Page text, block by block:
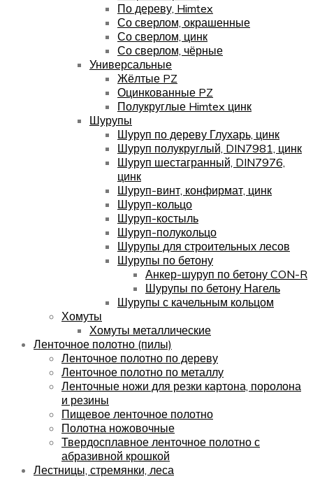
По дереву, Himtex
Со сверлом, окрашенные
Со сверлом, цинк
Со сверлом, чёрные
Универсальные
Жёлтые PZ
Оцинкованные PZ
Полукруглые Himtex цинк
Шурупы
Шуруп по дереву Глухарь, цинк
Шуруп полукруглый, DIN7981, цинк
Шуруп шестагранный, DIN7976,
цинк
Шуруп-винт, конфирмат, цинк
Шуруп-кольцо
Шуруп-костыль
Шуруп-полукольцо
Шурупы для строительных лесов
Шурупы по бетону
Анкер-шуруп по бетону CON-R
Шурупы по бетону Нагель
Шурупы с качельным кольцом
Хомуты
Хомуты металлические
Ленточное полотно (пилы)
Ленточное полотно по дереву
Ленточное полотно по металлу
Ленточные ножи для резки картона, поролона
и резины
Пищевое ленточное полотно
Полотна ножовочные
Твердосплавное ленточное полотно с
абразивной крошкой
Лестницы, стремянки, леса